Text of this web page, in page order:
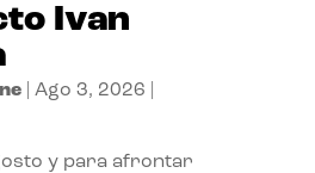
Ivan
| Ago 3, 2026
y para afrontar